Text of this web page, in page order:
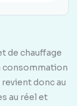
de chauffage
consommation
donc au
au réel et